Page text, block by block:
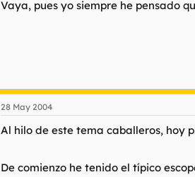
Vaya, pues yo siempre he pensado
28 May 2004
Al hilo de este tema caballeros, hoy
De comienzo he tenido el típico